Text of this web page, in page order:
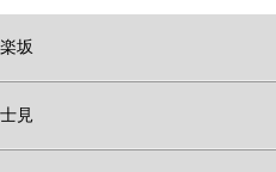
坂
見